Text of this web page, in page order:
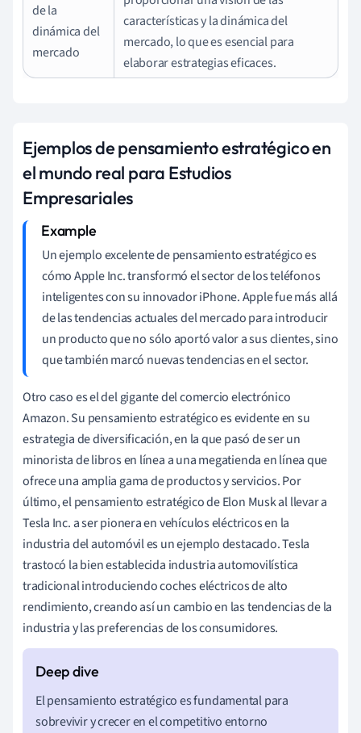
de la
dinámica del
mercado
características y la dinámica del
mercado, lo que es esencial para
elaborar estrategias eficaces.
Ejemplos de pensamiento estratégico en
el mundo real para Estudios
Empresariales
Un ejemplo excelente de pensamiento estratégico es
cómo Apple Inc. transformó el sector de los teléfonos
inteligentes con su innovador iPhone. Apple fue más allá
de las tendencias actuales del mercado para introducir
un producto que no sólo aportó valor a sus clientes, sino
que también marcó nuevas tendencias en el sector.
Otro caso es el del gigante del comercio electrónico
Amazon. Su pensamiento estratégico es evidente en su
estrategia de diversificación, en la que pasó de ser un
minorista de libros en línea a una megatienda en línea que
ofrece una amplia gama de productos y servicios. Por
último, el pensamiento estratégico de Elon Musk al llevar a
Tesla Inc. a ser pionera en vehículos eléctricos en la
industria del automóvil es un ejemplo destacado. Tesla
trastocó la bien establecida industria automovilística
tradicional introduciendo coches eléctricos de alto
rendimiento, creando así un cambio en las tendencias de la
industria y las preferencias de los consumidores.
El pensamiento estratégico es fundamental para
sobrevivir y crecer en el competitivo entorno